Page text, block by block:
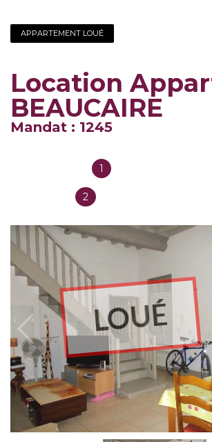
APPARTEMENT LOUÉ
Location
BEAUCAIRE
Mandat : 1245
1
2
LOUÉ